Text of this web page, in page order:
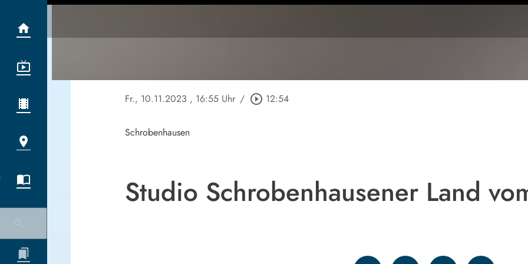
Fr., 10.11.2023 , 16:55 Uhr / play_circle_outline 12:54
Schrobenhausen
Studio Schrobenhausener Land